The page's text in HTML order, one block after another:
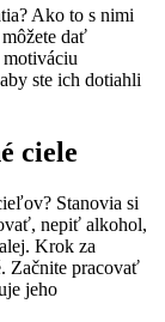
Ako to s nimi
dať
ste ich dotiahli
ciele
Stanovia si
nepiť alkohol,
Krok za
Začnite pracovať
jeho